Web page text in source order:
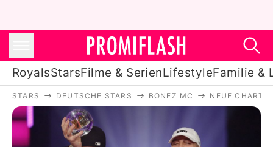
RoyalsStarsFilme & SerienLifestyleFamilie &
Royals
STARS DEUTSCHE STARS BONEZ MC NEUE